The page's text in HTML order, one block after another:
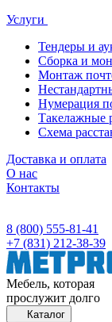
Услуги
Тендеры и
Сборка и
Монтаж
Нумерация
Такелажные
Схема
Доставка и оплата
О нас
Контакты
8 (800) 555-81-41
+7 (831) 212-38-39
Мебель, которая
прослужит долго
Каталог